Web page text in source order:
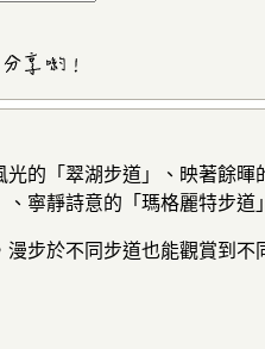
的「翠湖步道」、映著餘暉
、寧靜詩意的「瑪格麗特步道
步於不同步道也能觀賞到